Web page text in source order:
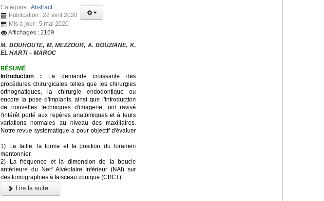
Catégorie :Abstract
Publication : 22 avril 2020
Mis à jour : 5 mai 2020
Affichages : 2169
M. BOUHOUTE, M. MEZZOUR, A. BOUZIANE, K.
EL HARTI – MAROC
RÉSUMÉ
Introduction : La demande croissante des
procédures chirurgicales telles que les chirurgies
orthognatiques, la chirurgie endodontique ou
encore la pose d'implants, ainsi que l'introduction
de nouvelles techniques d'imagerie, ont ravivé
l'intérêt porté aux repères anatomiques et à leurs
variations normales au niveau des maxillaires.
Notre revue systématique a pour objectif d'évaluer
:
1) La taille, la forme et la position du foramen
mentonnier,
2) La fréquence et la dimension de la boucle
antérieure du Nerf Alvéolaire Inférieur (NAI) sur
des tomographies à faisceau conique (CBCT).
Lire la suite...